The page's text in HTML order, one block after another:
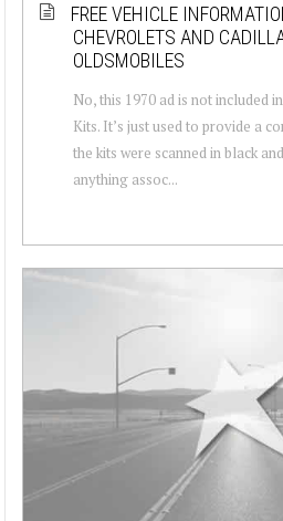
FREE VEHICLE
CHEVROLETS AND
OLDSMOBILES
No, this 1970 ad is not included
Kits. It’s just used to provide a
the kits were scanned in black
anything assoc...